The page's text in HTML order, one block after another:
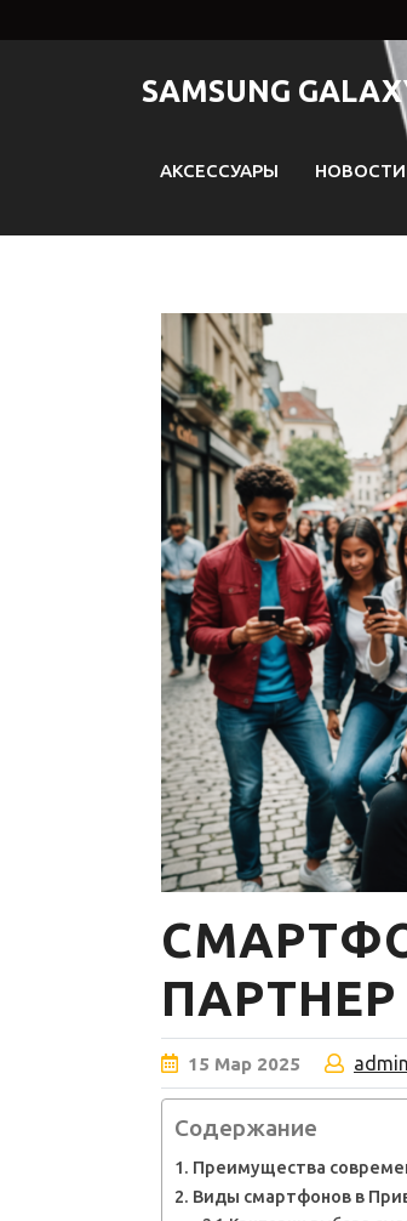
к
SAMSUNG
АКСЕССУАРЫ НОВОСТИ
15 Мар 2025 admin
Содержание
Преимущества
Виды смартфонов в